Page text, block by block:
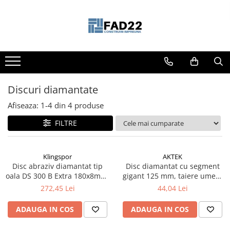
Materiale de constructii
Termoizolatii
Vata minerala
Accesorii termosistem
Lemn pentru constructii
Dusumea
Lambriu
Accesorii pentru cofraje
Materiale prafoase
Discuri diamantate
Afiseaza: 1-4 din 4 produse
FILTRE
Klingspor
Disc abraziv diamantat tip
oala DS 300 B Extra 180x8mm,
pentru Beton, Sapa, Materiale
272,45 Lei
ADAUGA IN COS
AKTEK
Disc diamantat cu segment
gigant 125 mm, taiere umed-
uscat - Rodex
44,04 Lei
ADAUGA IN COS